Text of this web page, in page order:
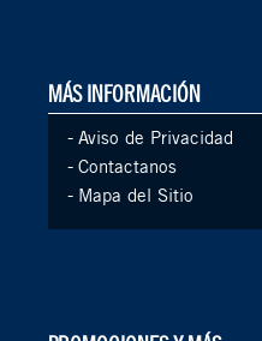
MÁS INFORMACIÓN
- Aviso de Privacidad
- Contactanos
- Mapa del Sitio